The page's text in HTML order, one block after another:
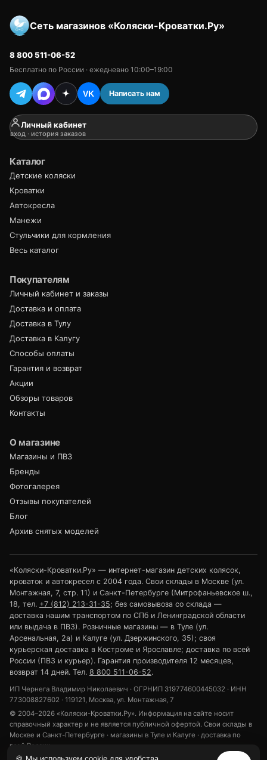
Сеть магазинов «Коляски-Кроватки.Ру»
8 800 511-06-52
Бесплатно по России · ежедневно 10:00–19:00
VK Написать нам
Личный кабинет
вход · история заказов
Каталог
Детские коляски
Кроватки
Автокресла
Манежи
Стульчики для кормления
Весь каталог
Покупателям
Личный кабинет и заказы
Доставка и оплата
Доставка в Тулу
Доставка в Калугу
Способы оплаты
Гарантия и возврат
Акции
Обзоры товаров
Контакты
О магазине
Магазины и ПВЗ
Бренды
Фотогалерея
Отзывы покупателей
Блог
Архив снятых моделей
«Коляски-Кроватки.Ру» — интернет-магазин детских колясок,
кроваток и автокресел с 2004 года. Свои склады в Москве (ул.
Монтажная, 7, стр. 11) и Санкт-Петербурге (Митрофаньевское ш.,
18, тел. +7 (812) 213-31-35; без самовывоза со склада —
доставка нашим транспортом по СПб и Ленинградской области
или выдача в ПВЗ). Розничные магазины — в Туле (ул.
Арсенальная, 2а) и Калуге (ул. Дзержинского, 35); своя
курьерская доставка в Костроме и Ярославле; доставка по всей
России (ПВЗ и курьер). Гарантия производителя 12 месяцев,
возврат 14 дней. Тел. 8 800 511-06-52.
ИП Чернега Владимир Николаевич · ОГРНИП 319774600445032 · ИНН
773008827602 · 119121, Москва, ул. Монтажная, 7
© 2004–2026 «Коляски-Кроватки.Ру». Информация на сайте носит
справочный характер и не является публичной офертой. Свои склады в
Москве и Санкт-Петербурге · магазины в Туле и Калуге · доставка по
всей России.